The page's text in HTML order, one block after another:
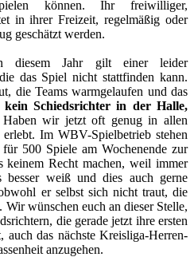
können. Ihr freiwilliger,
in ihrer Freizeit, regelmäßig oder
geschätzt werden.
diesem Jahr gilt einer leider
das Spiel nicht stattfinden kann.
die Teams warmgelaufen und das
kein Schiedsrichter in der Halle,
wir jetzt oft genug in allen
Im WBV-Spielbetrieb stehen
500 Spiele am Wochenende zur
keinem Recht machen, weil immer
weiß und dies auch gerne
er selbst sich nicht traut, die
wünschen euch an dieser Stelle,
die gerade jetzt ihre ersten
auch das nächste Kreisliga-Herren-
anzugehen.